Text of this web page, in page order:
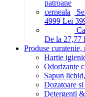
4999 Lei 39
De la 27,77
Produse
Hartie
Odorizante
Sapun
Dozatoare
Detergenti